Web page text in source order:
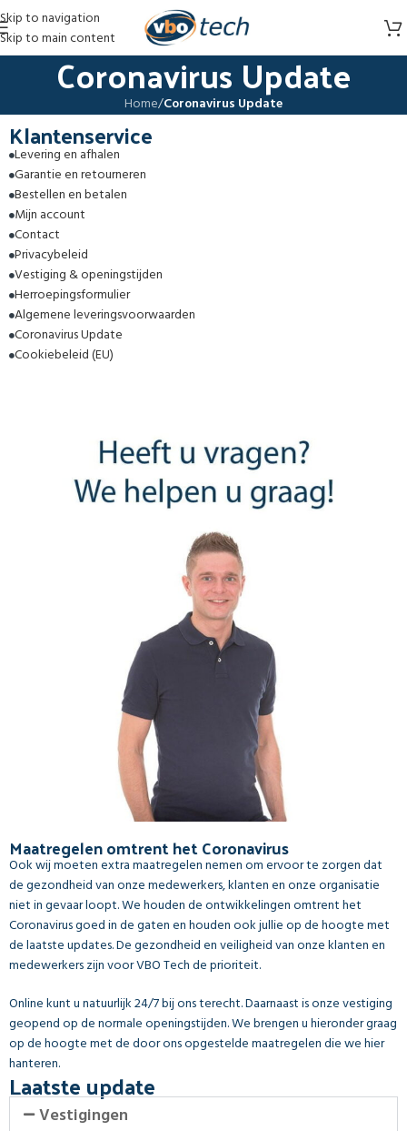
Skip to navigation
Skip to main content
Coronavirus Update
Home/Coronavirus Update
Klantenservice
Levering en afhalen
Garantie en retourneren
Bestellen en betalen
Mijn account
Contact
Privacybeleid
Vestiging & openingstijden
Herroepingsformulier
Algemene leveringsvoorwaarden
Coronavirus Update
Cookiebeleid (EU)
Maatregelen omtrent het Coronavirus
Ook wij moeten extra maatregelen nemen om ervoor te zorgen dat
de gezondheid van onze medewerkers, klanten en onze organisatie
niet in gevaar loopt. We houden de ontwikkelingen omtrent het
Coronavirus goed in de gaten en houden ook jullie op de hoogte met
de laatste updates. De gezondheid en veiligheid van onze klanten en
medewerkers zijn voor VBO Tech de prioriteit.
Online kunt u natuurlijk 24/7 bij ons terecht. Daarnaast is onze vestiging
geopend op de normale openingstijden. We brengen u hieronder graag
op de hoogte met de door ons opgestelde maatregelen die we hier
hanteren.
Laatste update
Vestigingen